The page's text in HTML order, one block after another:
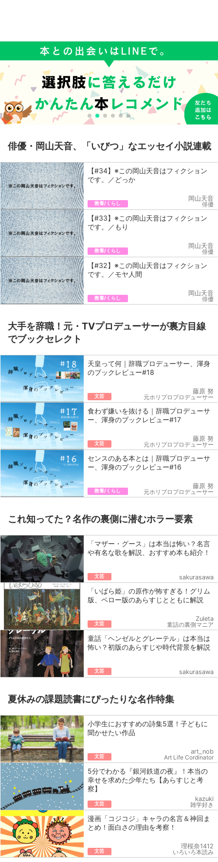
俳優・岡山天音、「いびつ」なエッセイ小説連載
【#34】※この岡山天音はフィクション
です。／どっか
教養/くらし
岡山天音
俳優
【#33】※この岡山天音はフィクション
です。／もり
教養/くらし
岡山天音
俳優
【#32】※この岡山天音はフィクション
です。／モヤ人間
教養/くらし
岡山天音
俳優
大手を辞職！元・TVプロデューサーが裏方目線
でブックセレクト
天皇って何｜辞職プロデューサー、渾身
のブックレビュー#18
文芸
藤原 努
元ホリプロプロデューサー
食わず嫌いを抜ける｜辞職プロデューサ
ー、渾身のブックレビュー#17
文芸
藤原 努
元ホリプロプロデューサー
センスのある本とは｜辞職プロデューサ
ー、渾身のブックレビュー#16
教養/くらし
藤原 努
元ホリプロプロデューサー
これ知ってた？名作の裏側に潜むホラー要素
「マザー・グース」は本当は怖い？名言
や有名な歌を解説、おすすめ本も紹介！
文芸 sakurasawa
「いばら姫」の原作が怖すぎる！グリム
版、ペロー版のあらすじとともに解説
文芸
Zuleta
童話の裏側マニア
童話「ヘンゼルとグレーテル」は本当は
怖い？初版のあらすじや時代背景を解説
文芸 sakurasawa
夏休みの課題読書にぴったりな名作特集
小学生におすすめの詩集5選！子どもに
聞かせたい作品
文芸
art_nob
Art Life Cordinator
5分でわかる『銀河鉄道の夜』！本当の
幸せを求めた少年たち【あらすじと考
察】
文芸
kazuki
雑学好き
漫画「コジコジ」キャラの名言＆神回ま
とめ！面白さの理由を考察！
文芸
理桜奈1412
いろいろ本読み